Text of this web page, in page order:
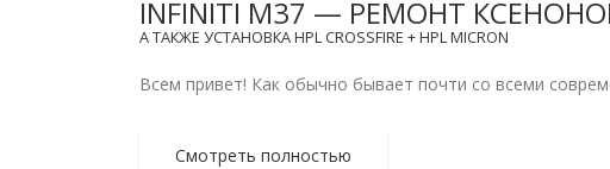
INFINITI M37 — РЕМОНТ
А ТАКЖЕ УСТАНОВКА HPL CROSSFIRE + HPL MICRON
Всем привет! Как обычно бывает почти со всеми
Смотреть полностью